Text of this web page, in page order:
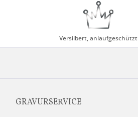
Versilbert, anlaufgeschützt
GRAVURSERVICE